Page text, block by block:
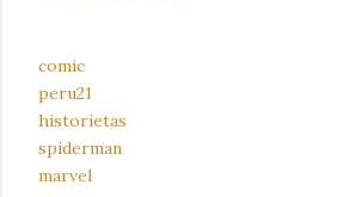
comic
peru21
historietas
spiderman
marvel